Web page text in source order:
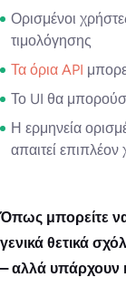
Ορισμένοι
τιμολόγησης
Τα όρια API
Το UI θα
Η ερμηνεία
απαιτεί επιπλέον
Όπως μπορείτε
γενικά θετικά
– αλλά υπάρχουν